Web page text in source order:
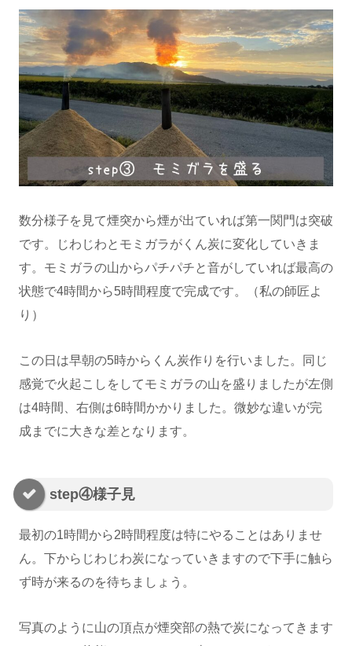
数分様子を見て煙突から煙が出ていれば第一関門は突破
です。じわじわとモミガラがくん炭に変化していきま
す。モミガラの山からパチパチと音がしていれば最高の
状態で4時間から5時間程度で完成です。（私の師匠よ
り）
この日は早朝の5時からくん炭作りを行いました。同じ
感覚で火起こしをしてモミガラの山を盛りましたが左側
は4時間、右側は6時間かかりました。微妙な違いが完
成までに大きな差となります。
step④様子見
最初の1時間から2時間程度は特にやることはありませ
ん。下からじわじわ炭になっていきますので下手に触ら
ず時が来るのを待ちましょう。
写真のように山の頂点が煙突部の熱で炭になってきます